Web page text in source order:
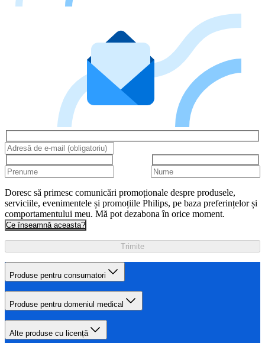
Doresc să primesc comunicări promoționale despre produsele,
serviciile, evenimentele și promoțiile Philips, pe baza preferințelor și
comportamentului meu. Mă pot dezabona în orice moment.
Ce înseamnă aceasta?
Trimite
Produse pentru consumatori
Produse pentru domeniul medical
Alte produse cu licență